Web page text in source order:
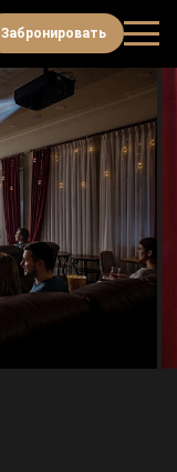
Забронировать